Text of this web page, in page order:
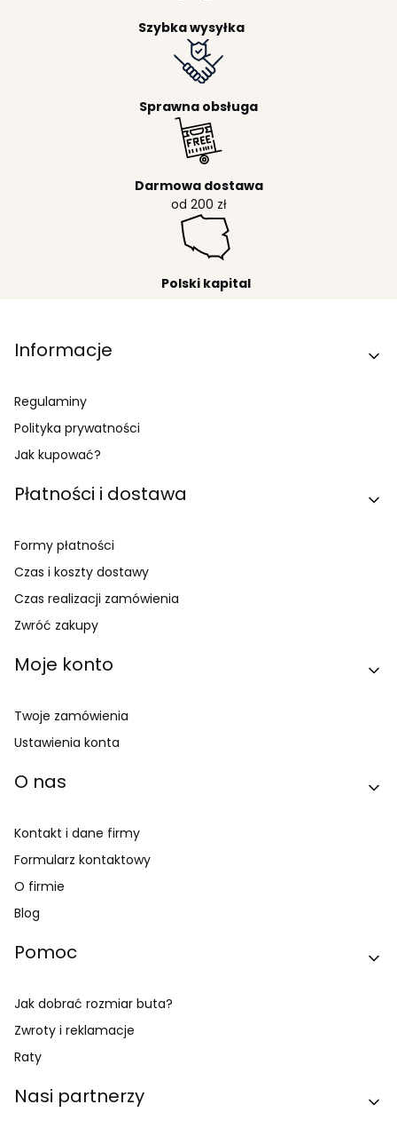
Szybka wysyłka
Sprawna obsługa
Darmowa dostawa
od 200 zł
Polski kapital
Linki w stopce
Informacje
Regulaminy
Polityka prywatności
Jak kupować?
Płatności i dostawa
Formy płatności
Czas i koszty dostawy
Czas realizacji zamówienia
Zwróć zakupy
Moje konto
Twoje zamówienia
Ustawienia konta
O nas
Kontakt i dane firmy
Formularz kontaktowy
O firmie
Blog
Pomoc
Jak dobrać rozmiar buta?
Zwroty i reklamacje
Raty
Nasi partnerzy